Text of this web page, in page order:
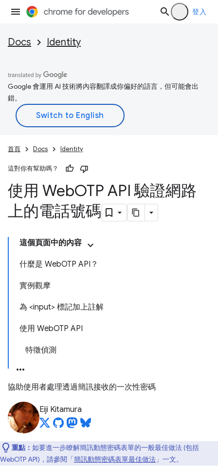
登入
Docs Identity
Google 會運用 AI 技術將內容翻譯成你偏好的語言，但可能會出
錯。
首頁 Docs Identity
這對你有幫助嗎？
使用 WebOTP API 驗證網路
上的電話號碼
這個頁面中的內容
什麼是 WebOTP API？
實例觀摩
為 <input> 標記加上註解
使用 WebOTP API
特徵偵測
協助使用者處理透過簡訊接收的一次性密碼
Eiji Kitamura
重點： 如要進一步瞭解簡訊動態密碼表單的一般最佳做法 (包括
WebOTP API)，請參閱「簡訊動態密碼表單最佳做法 」一文。